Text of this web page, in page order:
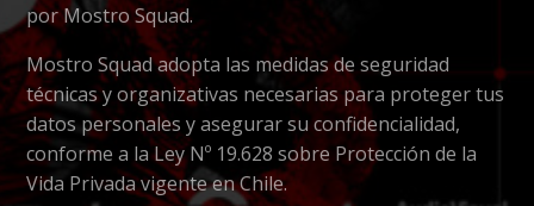
por Mostro Squad.
Mostro Squad adopta las medidas de seguridad
técnicas y organizativas necesarias para proteger tus
datos personales y asegurar su confidencialidad,
conforme a la Ley Nº 19.628 sobre Protección de la
Vida Privada vigente en Chile.